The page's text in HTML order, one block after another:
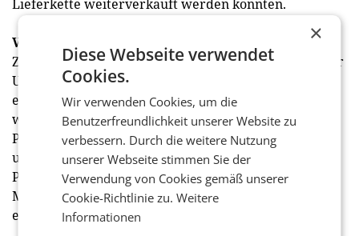
Lieferkette weiterverkauft werden konnten.
Verstärkung der Aufklärung von Verbrauchern:
Zusammenarbeit mit der US-Handelskammer und der
US-Zollbehörde haben wir Marketingkampagnen
entwickelt, die Verbraucher darüber aufklären,
welche Gefahren und Schäden der Kauf gefälschter
Produkte mit sich bringt und wie sie sicher einkaufen
und sicherstellen können, dass sie authentische
Produkte kaufen. Diese Kampagnen haben über 70
Millionen Verbraucher in den Vereinigten Staaten
erreicht.
×
Diese Webseite verwendet
Cookies.
Wir verwenden Cookies, um die
Benutzerfreundlichkeit unserer Website zu
verbessern. Durch die weitere Nutzung
unserer Webseite stimmen Sie der
Verwendung von Cookies gemäß unserer
Cookie-Richtlinie zu.Weitere
Informationen